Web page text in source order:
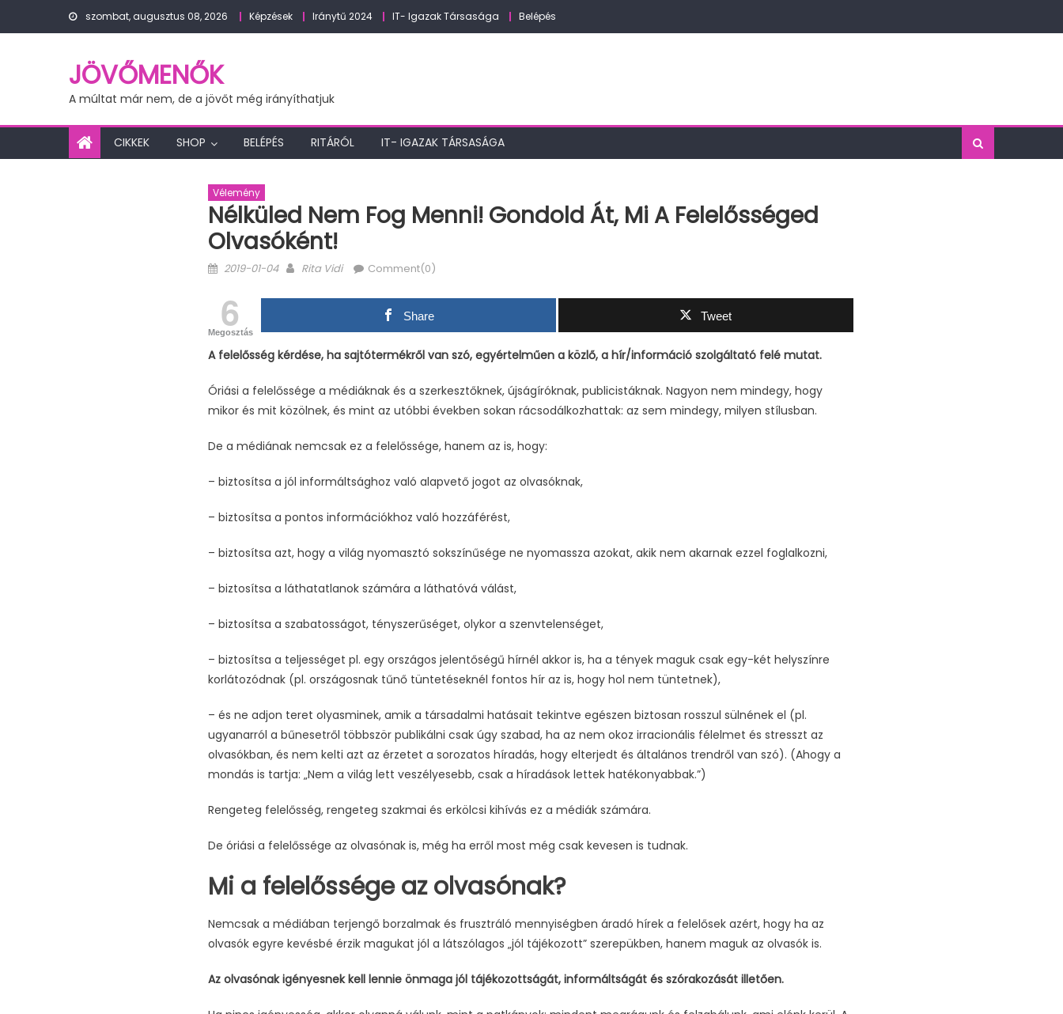
szombat, augusztus 08, 2026 Képzések Iránytű 2024 IT- Igazak Társasága Belépés
JÖVŐMENŐK
A múltat már nem, de a jövőt még irányíthatjuk
CIKKEK SHOP BELÉPÉS RITÁRÓL IT- IGAZAK TÁRSASÁGA
Vélemény
Nélküled Nem Fog Menni! Gondold Át, Mi A Felelősséged
Olvasóként!
Posted
2019-01-04 Author
Rita Vidi Comment(0)
6
Megosztás
Share Tweet
A felelősség kérdése, ha sajtótermékről van szó, egyértelműen a közlő, a hír/információ szolgáltató felé mutat.
Óriási a felelőssége a médiáknak és a szerkesztőknek, újságíróknak, publicistáknak. Nagyon nem mindegy, hogy
mikor és mit közölnek, és mint az utóbbi években sokan rácsodálkozhattak: az sem mindegy, milyen stílusban.
De a médiának nemcsak ez a felelőssége, hanem az is, hogy:
– biztosítsa a jól informáltsághoz való alapvető jogot az olvasóknak,
– biztosítsa a pontos információkhoz való hozzáférést,
– biztosítsa azt, hogy a világ nyomasztó sokszínűsége ne nyomassza azokat, akik nem akarnak ezzel foglalkozni,
– biztosítsa a láthatatlanok számára a láthatóvá válást,
– biztosítsa a szabatosságot, tényszerűséget, olykor a szenvtelenséget,
– biztosítsa a teljességet pl. egy országos jelentőségű hírnél akkor is, ha a tények maguk csak egy-két helyszínre
korlátozódnak (pl. országosnak tűnő tüntetéseknél fontos hír az is, hogy hol nem tüntetnek),
– és ne adjon teret olyasminek, amik a társadalmi hatásait tekintve egészen biztosan rosszul sülnének el (pl.
ugyanarról a bűnesetről többször publikálni csak úgy szabad, ha az nem okoz irracionális félelmet és stresszt az
olvasókban, és nem kelti azt az érzetet a sorozatos híradás, hogy elterjedt és általános trendről van szó). (Ahogy a
mondás is tartja: „Nem a világ lett veszélyesebb, csak a híradások lettek hatékonyabbak.”)
Rengeteg felelősség, rengeteg szakmai és erkölcsi kihívás ez a médiák számára.
De óriási a felelőssége az olvasónak is, még ha erről most még csak kevesen is tudnak.
Mi a felelőssége az olvasónak?
Nemcsak a médiában terjengő borzalmak és frusztráló mennyiségben áradó hírek a felelősek azért, hogy ha az
olvasók egyre kevésbé érzik magukat jól a látszólagos „jól tájékozott” szerepükben, hanem maguk az olvasók is.
Az olvasónak igényesnek kell lennie önmaga jól tájékozottságát, informáltságát és szórakozását illetően.